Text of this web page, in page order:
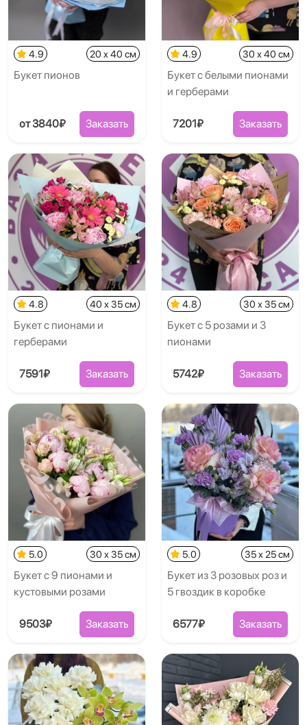
4.9 20 x 40 см
Букет пионов
от 3840₽ Заказать
4.9 30 x 40 см
Букет с белыми пионами
и герберами
7201₽ Заказать
4.8 40 x 35 см
Букет с пионами и
герберами
7591₽ Заказать
4.8 30 x 35 см
Букет с 5 розами и 3
пионами
5742₽ Заказать
5.0 30 x 35 см
Букет с 9 пионами и
кустовыми розами
9503₽ Заказать
5.0 35 x 25 см
Букет из 3 розовых роз и
5 гвоздик в коробке
6577₽ Заказать